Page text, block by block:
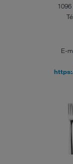
E-